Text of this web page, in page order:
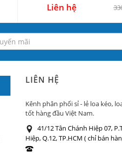
Liên hệ
LIÊN HỆ
Kênh phân phối sỉ - lẻ loa kéo,
tốt hàng đầu Việt Nam.
41/12 Tân Chánh Hiệp 07,
Hiệp, Q.12, TP.HCM ( chỉ bán